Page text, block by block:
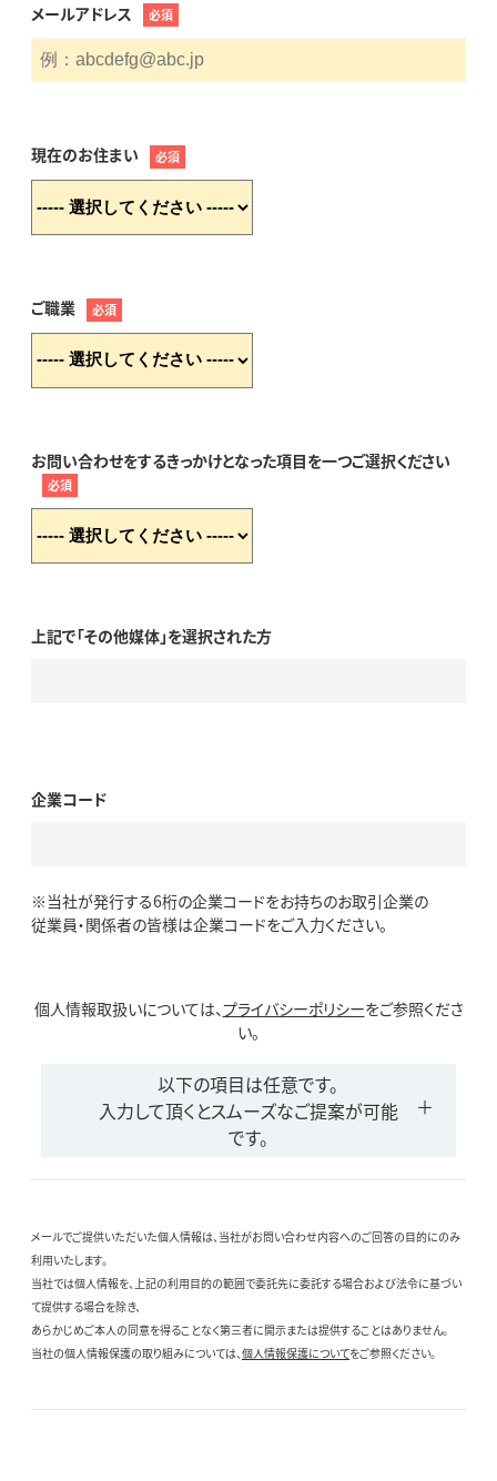
メールアドレス 必須
現在のお住まい 必須
ご職業 必須
お問い合わせをするきっかけとなった項目を一つご選択ください
必須
上記で「その他媒体」を選択された方
企業コード
※当社が発行する6桁の企業コードをお持ちのお取引企業の
従業員・関係者の皆様は企業コードをご入力ください。
個人情報取扱いについては、プライバシーポリシーをご参照くださ
い。
以下の項目は任意です。
入力して頂くとスムーズなご提案が可能
です。
メールでご提供いただいた個人情報は、当社がお問い合わせ内容へのご回答の目的にのみ
利用いたします。
当社では個人情報を、上記の利用目的の範囲で委託先に委託する場合および法令に基づい
て提供する場合を除き、
あらかじめご本人の同意を得ることなく第三者に開示または提供することはありません。
当社の個人情報保護の取り組みについては、個人情報保護についてをご参照ください。